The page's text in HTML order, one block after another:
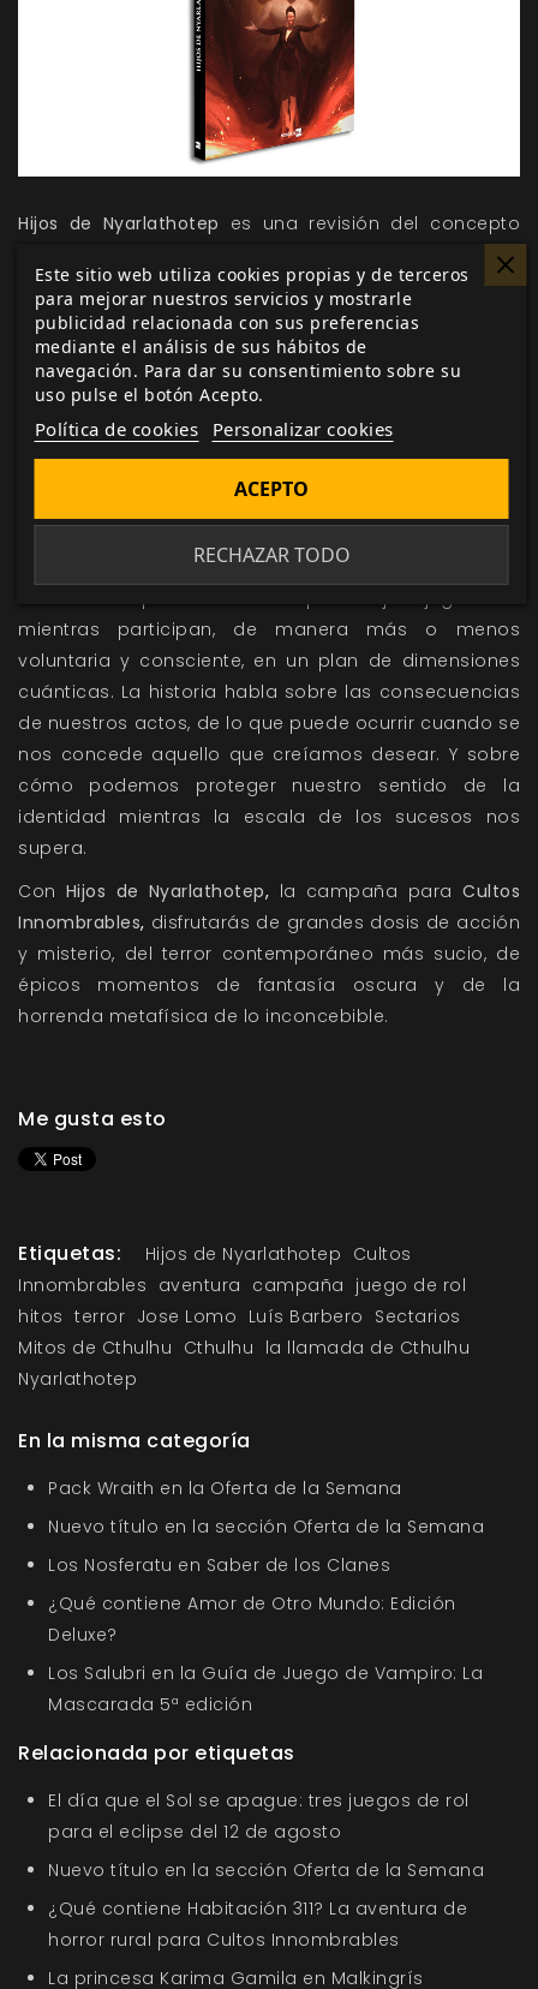
Hijos de Nyarlathotep es una revisión del concepto
clásico de las campañas de los Mitos, vista desde el
prisma de
Cultos Innombrables;lo que quiere decir
que es a la vez un sentido homenaje a esa grandes
campañas pero también una perversión de las
mismas, donde los personajes no tendrán como
objetivo el enfrentarse a un mal cósmico, sino
cabalgar la ola del poder que el conocimiento
relación entre expectación, confusión, resolución y
frustración que vivirán los personajes jugadores
mientras participan, de manera más o menos
voluntaria y consciente, en un plan de dimensiones
cuánticas. La historia habla sobre las consecuencias
de nuestros actos, de lo que puede ocurrir cuando se
nos concede aquello que creíamos desear. Y sobre
cómo podemos proteger nuestro sentido de la
identidad mientras la escala de los sucesos nos
supera.
Con Hijos de Nyarlathotep, la campaña paraCultos
Innombrables, disfrutarás de grandes dosis de acción
y misterio, del terror contemporáneo más sucio, de
épicos momentos de fantasía oscura y de la
horrenda metafísica de lo inconcebible.
Me gusta esto
Etiquetas: Hijos de Nyarlathotep Cultos
Innombrables aventura campaña juego de rol
hitos terror Jose Lomo Luís Barbero Sectarios
Mitos de Cthulhu Cthulhu la llamada de Cthulhu
Nyarlathotep
En la misma categoría
Pack Wraith en la Oferta de la Semana
Nuevo título en la sección Oferta de la Semana
Los Nosferatu en Saber de los Clanes
¿Qué contiene Amor de Otro Mundo: Edición
Deluxe?
Los Salubri en la Guía de Juego de Vampiro: La
Mascarada 5ª edición
Relacionada por etiquetas
El día que el Sol se apague: tres juegos de rol
para el eclipse del 12 de agosto
Nuevo título en la sección Oferta de la Semana
¿Qué contiene Habitación 311? La aventura de
horror rural para Cultos Innombrables
La princesa Karima Gamila en Malkingrís
Este sitio web utiliza cookies propias y de terceros
para mejorar nuestros servicios y mostrarle
publicidad relacionada con sus preferencias
mediante el análisis de sus hábitos de
navegación. Para dar su consentimiento sobre su
uso pulse el botón Acepto.
Política de cookies Personalizar cookies
RECHAZAR TODO
ACEPTO